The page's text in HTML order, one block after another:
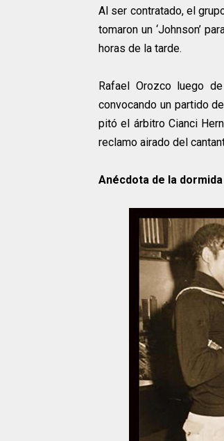
Al ser contratado, el
tomaron un ‘Johnson’
horas de la tarde.
Rafael Orozco luego
convocando un partido
pitó el árbitro Cianci
reclamo airado del
Anécdota de la dormida